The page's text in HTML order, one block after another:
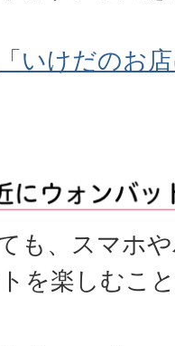
「いけだのお
も、スマホ
を楽しむこ